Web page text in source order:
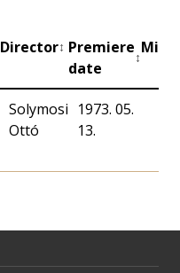
Director↕ Premiere
date
↕
Solymosi
Ottó
1973. 05.
13.